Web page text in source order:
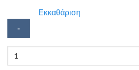
Εκκαθάριση